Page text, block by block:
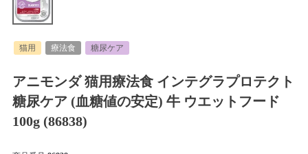
猫用 療法食 糖尿ケア
アニモンダ 猫用療法食 インテグラプロテクト
糖尿ケア (血糖値の安定) 牛 ウエットフード
100g (86838)